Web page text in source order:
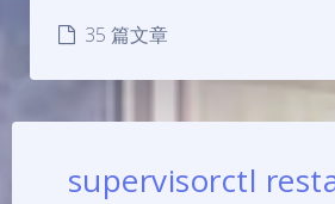
35 篇文章
supervisorctl